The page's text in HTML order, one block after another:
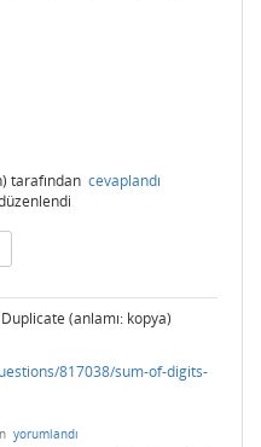
tarafından cevaplandı
(anlamı: kopya)
817038/sum-of-digits-
yorumlandı